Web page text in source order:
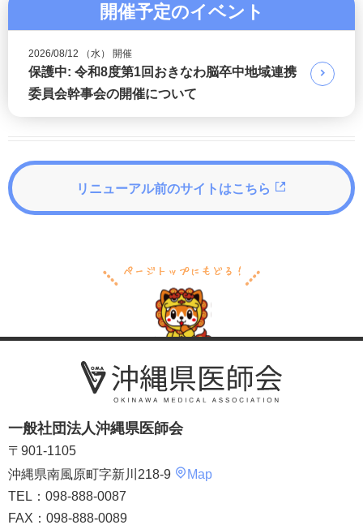
開催予定のイベント
2026/08/12 （水） 開催
保護中: 令和8度第1回おきなわ脳卒中地域連携
委員会幹事会の開催について
リニューアル前のサイトはこちら
一般社団法人沖縄県医師会
〒901-1105
沖縄県南風原町字新川218-9
Map
TEL：098-888-0087
FAX：098-888-0089